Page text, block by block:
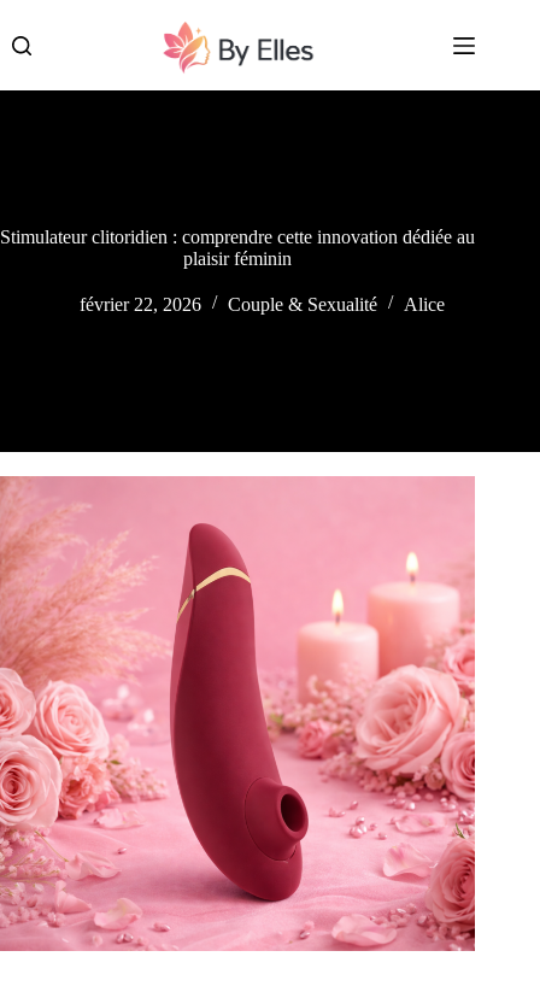
contenu
Stimulateur clitoridien : comprendre cette innovation dédiée au
plaisir féminin
février 22, 2026 Couple & Sexualité Alice